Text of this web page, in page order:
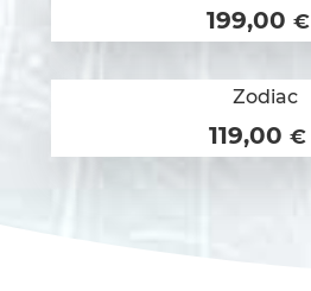
199,00 €
Zodiac
119,00€